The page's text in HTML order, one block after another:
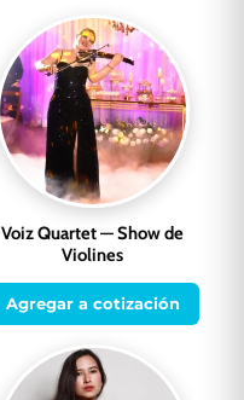
Voiz Quartet — Show de
Violines
Agregar a cotización